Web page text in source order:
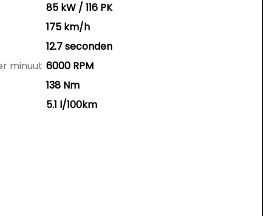
85 kW / 116 PK
175 km/h
12.7 seconden
minuut 6000 RPM
138 Nm
5.1 l/100km